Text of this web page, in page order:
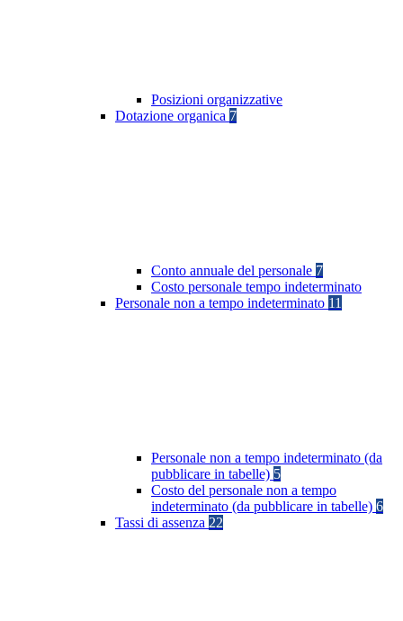
Posizioni organizzative
Dotazione organica 7
Conto annuale del personale 7
Costo personale tempo indeterminato
Personale non a tempo indeterminato 11
Personale non a tempo indeterminato (da
pubblicare in tabelle) 5
Costo del personale non a tempo
indeterminato (da pubblicare in tabelle) 6
Tassi di assenza 22